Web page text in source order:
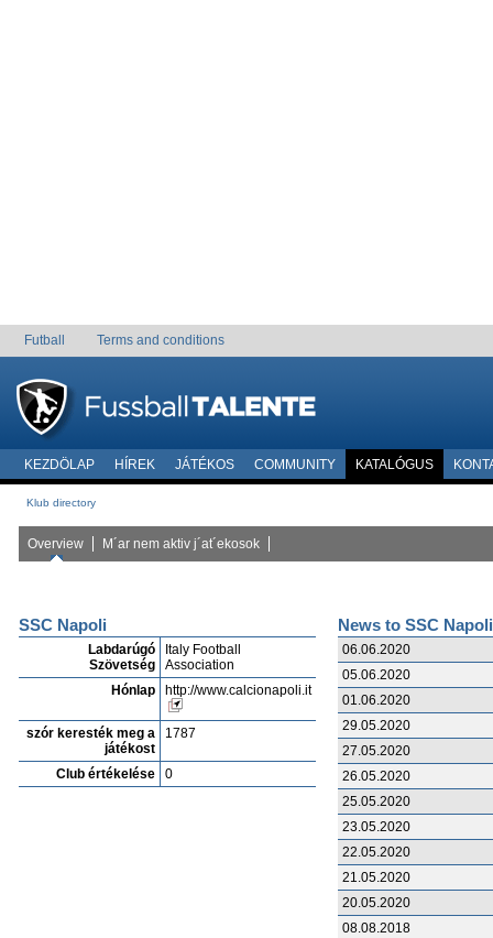
Futball Terms and conditions
KEZDÖLAP HÍREK JÁTÉKOS COMMUNITY KATALÓGUS
Klub directory
Overview M´ar nem aktiv j´at´ekosok
SSC Napoli
Labdarúgó
Szövetség
Italy Football
Association
Hónlap
http://www.calcionapoli.it
szór keresték meg a
játékost
1787
Club értékelése 0
News to SSC Napoli
06.06.2020
05.06.2020
01.06.2020
29.05.2020
27.05.2020
26.05.2020
25.05.2020
23.05.2020
22.05.2020
21.05.2020
20.05.2020
08.08.2018